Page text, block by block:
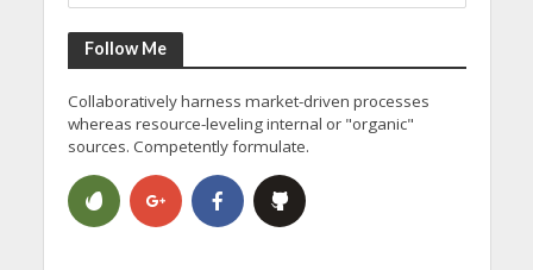
Follow Me
Collaboratively harness market-driven processes
whereas resource-leveling internal or "organic"
sources. Competently formulate.